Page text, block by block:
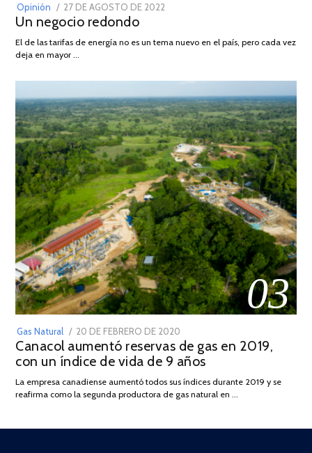
Opinión
POSTED
ON
27 DE AGOSTO DE 2022
DE
Un negocio redondo
El de las tarifas de energía no es un tema nuevo en el país, pero cada vez
deja en mayor …
03
Gas Natural
POSTED
ON
20 DE FEBRERO DE 2020
DE
JULIO
2025
Canacol aumentó reservas de gas en 2019,
con un índice de vida de 9 años
La empresa canadiense aumentó todos sus índices durante 2019 y se
reafirma como la segunda productora de gas natural en …